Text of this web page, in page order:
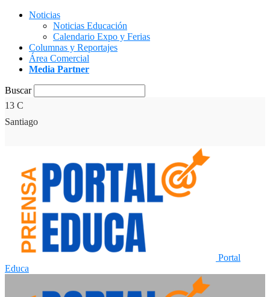
Noticias
Noticias Educación
Calendario Expo y Ferias
Columnas y Reportajes
Área Comercial
Media Partner
Buscar
13 C
Santiago
Portal
Educa